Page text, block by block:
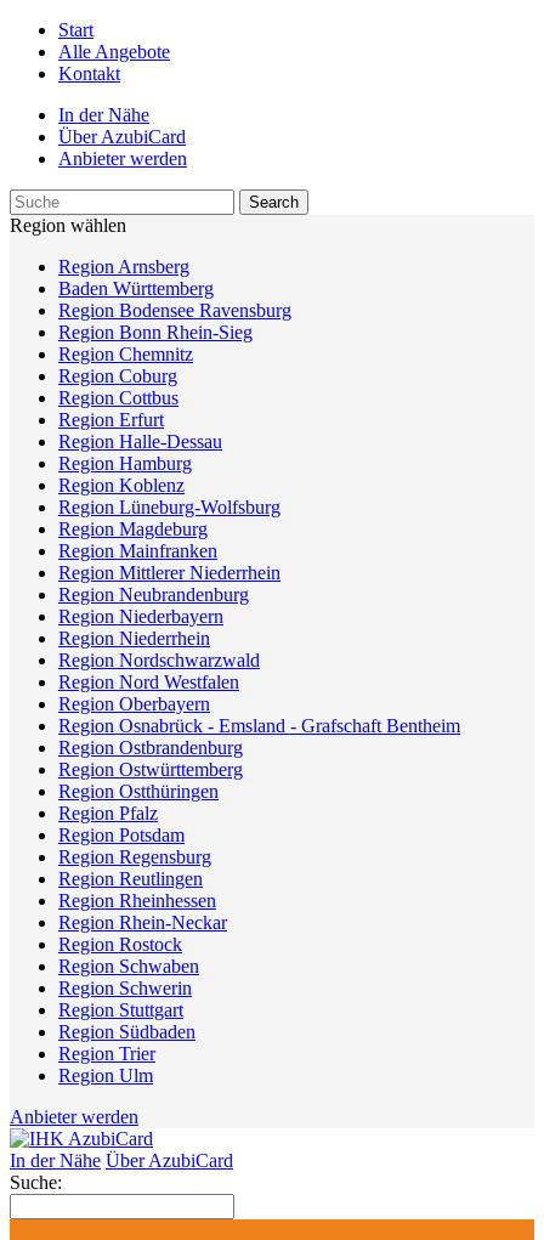
Start
Alle Angebote
Kontakt
In der Nähe
Über AzubiCard
Anbieter werden
Region wählen
Region Arnsberg
Baden Württemberg
Region Bodensee Ravensburg
Region Bonn Rhein-Sieg
Region Chemnitz
Region Coburg
Region Cottbus
Region Erfurt
Region Halle-Dessau
Region Hamburg
Region Koblenz
Region Lüneburg-Wolfsburg
Region Magdeburg
Region Mainfranken
Region Mittlerer Niederrhein
Region Neubrandenburg
Region Niederbayern
Region Niederrhein
Region Nordschwarzwald
Region Nord Westfalen
Region Oberbayern
Region Osnabrück - Emsland - Grafschaft Bentheim
Region Ostbrandenburg
Region Ostwürttemberg
Region Ostthüringen
Region Pfalz
Region Potsdam
Region Regensburg
Region Reutlingen
Region Rheinhessen
Region Rhein-Neckar
Region Rostock
Region Schwaben
Region Schwerin
Region Stuttgart
Region Südbaden
Region Trier
Region Ulm
Anbieter werden
In der Nähe Über AzubiCard
Suche: